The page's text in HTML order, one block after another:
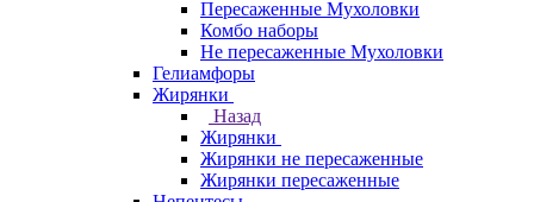
Пересаженные Мухоловки
Комбо наборы
Не пересаженные Мухоловки
Гелиамфоры
Жирянки
Назад
Жирянки
Жирянки не пересаженные
Жирянки пересаженные